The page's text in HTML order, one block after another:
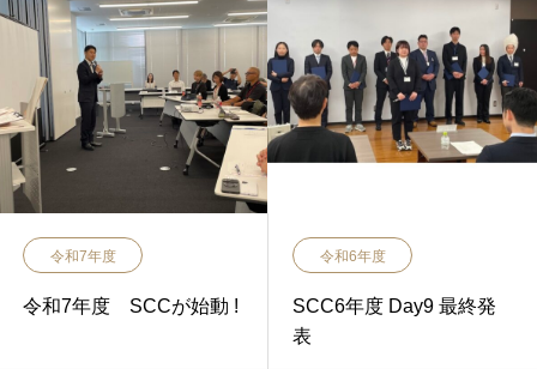
令和7年度
令和7年度 SCCが始動 !
令和6年度
SCC6年度 Day9 最終発
表